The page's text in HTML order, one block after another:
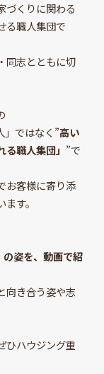
づくりに関わる
る職人集団で
同志とともに切
」ではなく”高い
職人集団」 ”で
お客様に寄り添
す。
姿を、動画で紹
向き合う姿や志
ひハウジング重